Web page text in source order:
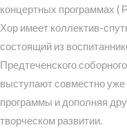
концертных программах (
Хор имеет коллектив-
состоящий из
Предтеченского
выступают совместно
программы и дополняя
творческом развитии.